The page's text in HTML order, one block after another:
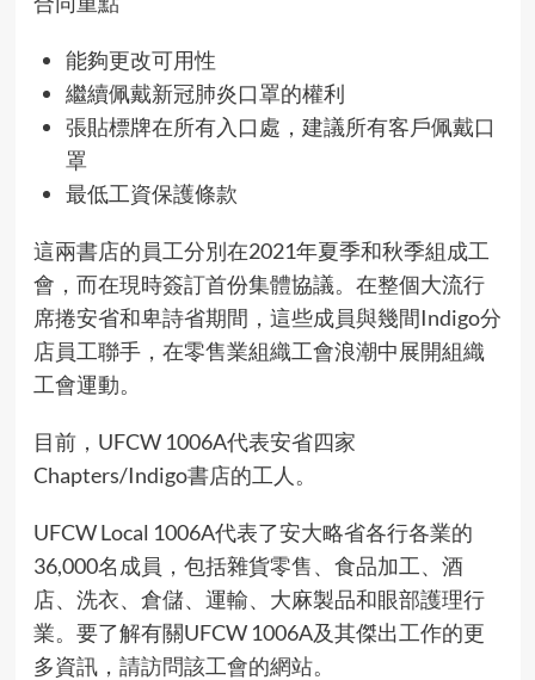
能夠更改可用性
繼續佩戴新冠肺炎口罩的權利
張貼標牌在所有入口處，建議所有客戶佩戴口
罩
最低工資保護條款
這兩書店的員工分別在2021年夏季和秋季組成工
會，而在現時簽訂首份集體協議。在整個大流行
席捲安省和卑詩省期間，這些成員與幾間Indigo分
店員工聯手，在零售業組織工會浪潮中展開組織
工會運動。
目前，UFCW 1006A代表安省四家
Chapters/Indigo書店的工人。
UFCW Local 1006A代表了安大略省各行各業的
36,000名成員，包括雜貨零售、食品加工、酒
店、洗衣、倉儲、運輸、大麻製品和眼部護理行
業。要了解有關UFCW 1006A及其傑出工作的更
多資訊， 請訪問該工會的網站。